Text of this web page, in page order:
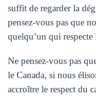
suffit de regarder la
pensez-vous pas que
quelqu’un qui
Ne pensez-vous pas
le Canada, si nous
accroître le respect du